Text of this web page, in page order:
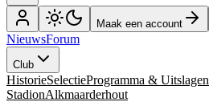
Maak een account
NieuwsForum
Club
HistorieSelectieProgramma & Uitslagen
StadionAlkmaarderhout